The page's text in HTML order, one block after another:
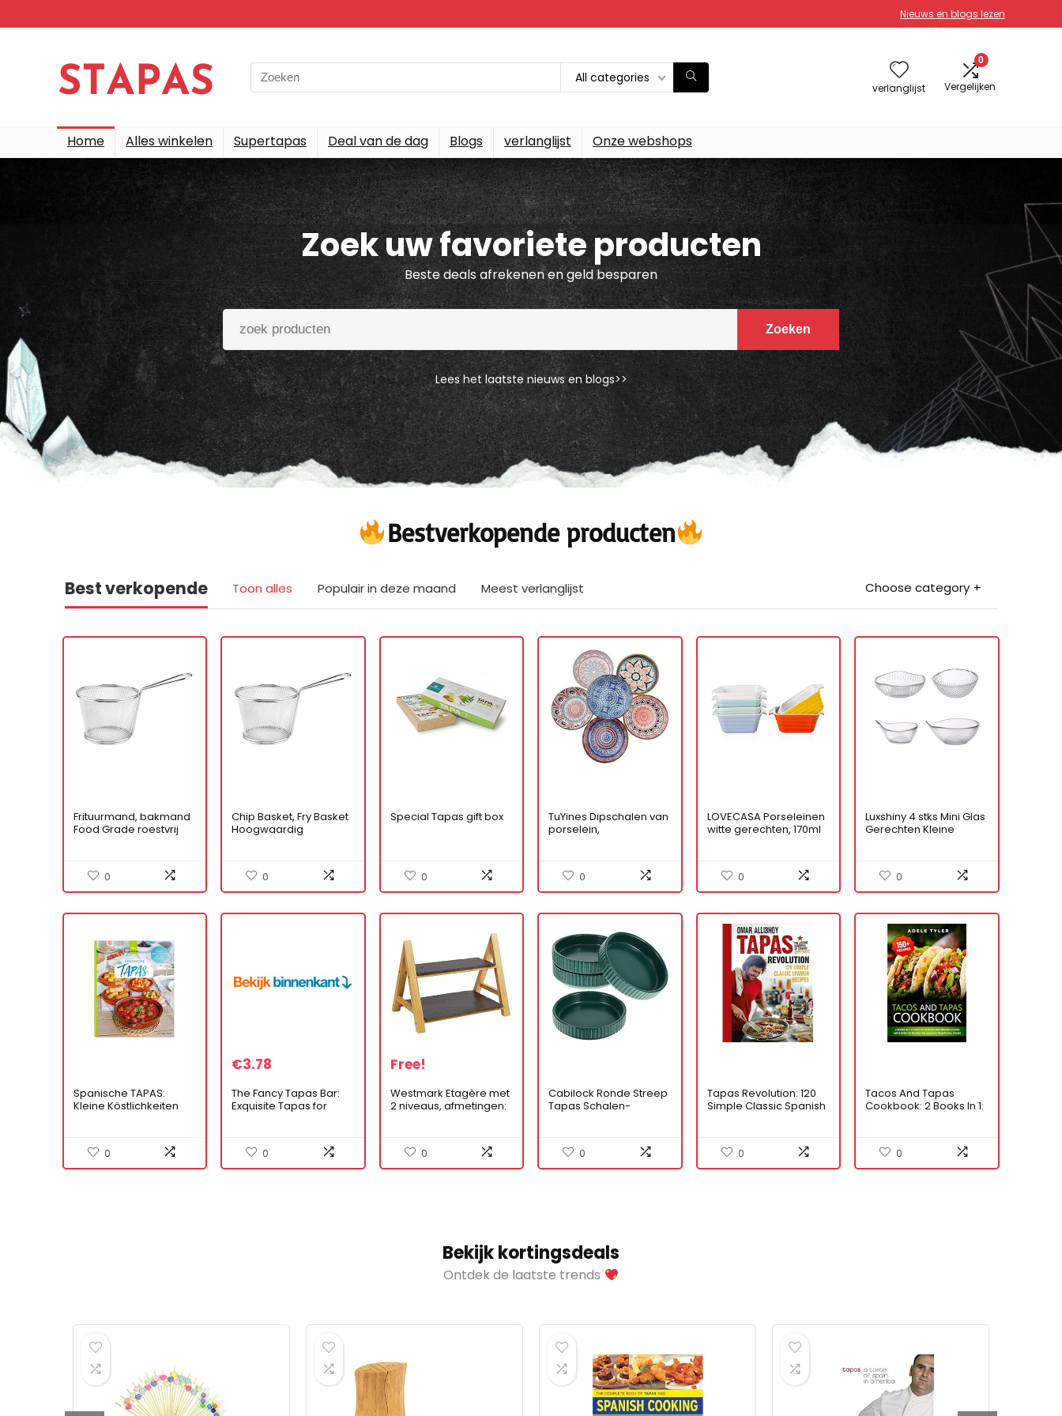
Nieuws en blogs lezen
All categories
verlanglijst
0
Vergelijken
Home Alles winkelen Supertapas Deal van de dag Blogs verlanglijst Onze webshops
Zoek uw favoriete producten
Beste deals afrekenen en geld besparen
Zoeken
Lees het laatste nieuws en blogs>>
Bestverkopende producten
Best verkopende Toon alles Populair in deze maand Meest verlanglijst Choose category
Frituurmand, bakmand
Food Grade roestvrij
maken voor etentje
voor tapas
0
Chip Basket, Fry Basket
Hoogwaardig
gemakkelijk schoon te
maken voor Tapas
Party for Dinner
0
Special Tapas gift box
0
TuYines Dipschalen van
porselein,
dipschaaltjes,
snackschalen en
dipschalen,
6, Ø 9,8 cm, boho
snackkom voor sushi,
sojasaus, snack,
keramische schotels
0
LOVECASA Porseleinen
witte gerechten, 170ml
van 6 kleine
tapas/lasagne/bakger
echten met dubbele
kleurrijk (112 x 10 x
4,5cm)
0
Luxshiny 4 stks Mini Glas
Gerechten Kleine
Restaurant
0
Spanische TAPAS:
Kleine Köstlichkeiten
0
€3.78
The Fancy Tapas Bar:
Exquisite Tapas for
0
Free!
Westmark Etagère met
2 niveaus, afmetingen:
+ Friends,
antraciet/lichtbruin,
69692260
0
Cabilock Ronde Streep
Tapas Schalen-
Cm
0
Tapas Revolution: 120
Simple Classic Spanish
0
Tacos And Tapas
Cookbook: 2 Books In 1:
Over 150 Recipes For
Amazing Traditional
Dishes
0
Bekijk kortingsdeals
Ontdek de laatste trends